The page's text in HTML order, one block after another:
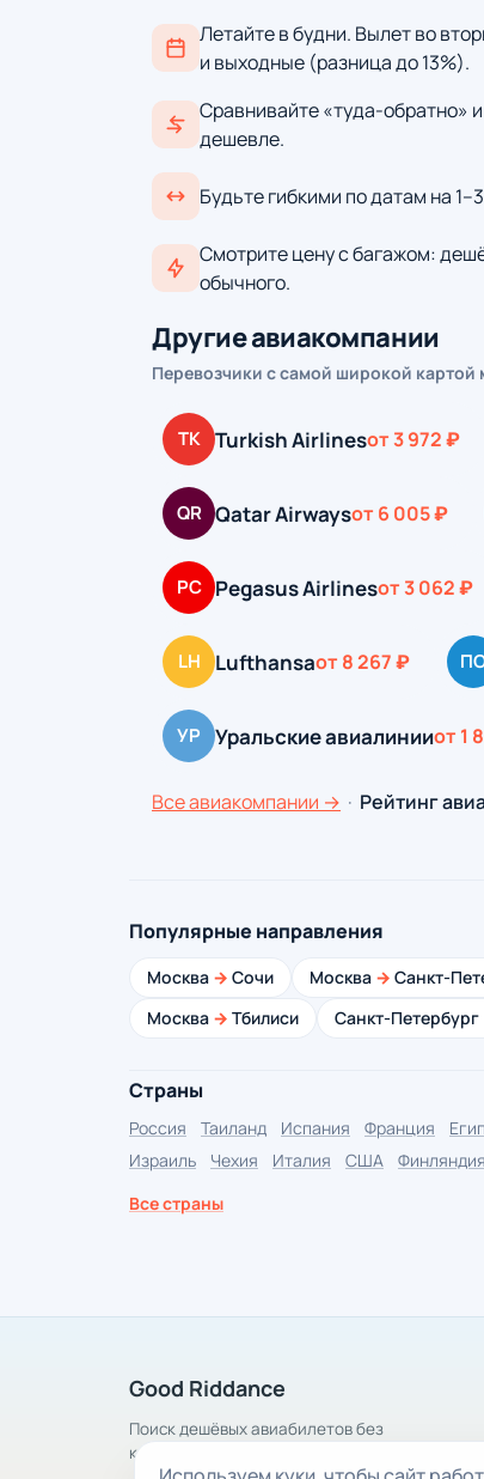
Летайте в будни. Вылет во
и выходные (разница до 13%).
Сравнивайте «туда-обратно»
дешевле.
Будьте гибкими по датам на
Смотрите цену с багажом:
обычного.
Другие авиакомпании
Перевозчики с самой широкой
TK Turkish Airlinesот 3 972 ₽
QR Qatar Airwaysот 6 005 ₽
PC Pegasus Airlinesот 3 062 ₽
LH Lufthansaот 8 267 ₽
УР Уральские авиалинииот 1
Все авиакомпании → · Рейтинг
Популярные направления
Москва → Сочи Москва → Санкт-
Москва → Тбилиси Санкт-Петербург
Страны
Россия Таиланд Испания Франция
Израиль
Чехия Италия США
Финляндия
Все страны
Good Riddance
Поиск дешёвых авиабилетов без
комиссии